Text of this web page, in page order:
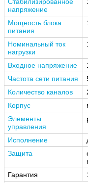
напряжение
Мощность блока
питания
Номинальный ток
нагрузки
Входное напряжение
Частота сети питания
Количество каналов
Корпус
Элементы
управления
Исполнение
Защита
Гарантия